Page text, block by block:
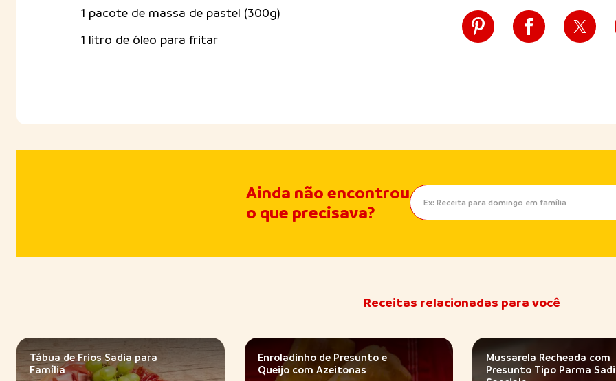
1 pacote de massa de pastel (300g)
1 litro de óleo para fritar
Ainda não encontrou
o que precisava?
Receitas relacionadas para você
Tábua de Frios Sadia para
Família
Enroladinho de Presunto e
Queijo com Azeitonas
Mussarela Recheada com
Presunto Tipo Parma